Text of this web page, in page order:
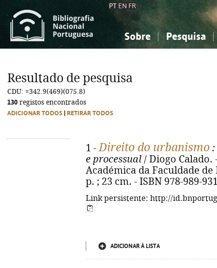
PT EN FR
Sobre Pesquisa
Ciências sociais...
Ciências sociais...
Resultado de pesquisa
CDU: =342.9(469)(075.8)
130 registos encontrados
ADICIONAR TODOS RETIRAR TODOS
1 -Direito do urbanismo :
e processual / Diogo Calado.
Académica da Faculdade
p. ; 23 cm. - ISBN 978-989-
Link persistente: http://
ADICIONAR À LISTA